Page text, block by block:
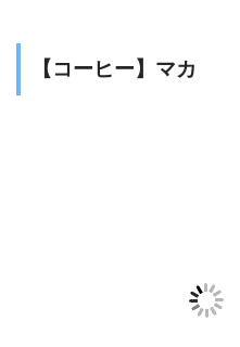
【コーヒー】マカ